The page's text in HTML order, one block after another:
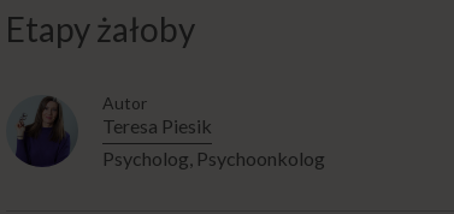
Etapy żałoby
Autor
Teresa Piesik
Psycholog, Psychoonkolog